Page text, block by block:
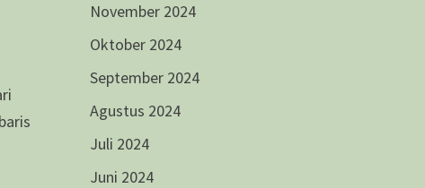
November 2024
Oktober 2024
September 2024
Agustus 2024
Juli 2024
Juni 2024